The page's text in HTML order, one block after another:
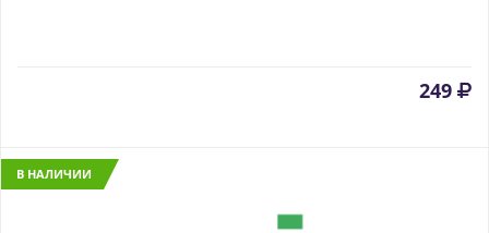
249
В НАЛИЧИИ